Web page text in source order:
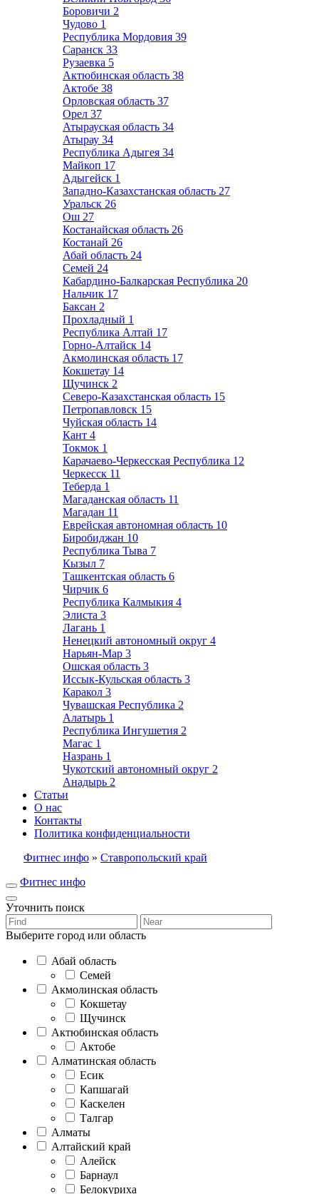
Боровичи 2
Чудово 1
Республика Мордовия 39
Саранск 33
Рузаевка 5
Актюбинская область 38
Актобе 38
Орловская область 37
Орел 37
Атырауская область 34
Атырау 34
Республика Адыгея 34
Майкоп 17
Адыгейск 1
Западно-Казахстанская область 27
Уральск 26
Ош 27
Костанайская область 26
Костанай 26
Абай область 24
Семей 24
Кабардино-Балкарская Республика 20
Нальчик 17
Баксан 2
Прохладный 1
Республика Алтай 17
Горно-Алтайск 14
Акмолинская область 17
Кокшетау 14
Щучинск 2
Северо-Казахстанская область 15
Петропавловск 15
Чуйская область 14
Кант 4
Токмок 1
Карачаево-Черкесская Республика 12
Черкесск 11
Теберда 1
Магаданская область 11
Магадан 11
Еврейская автономная область 10
Биробиджан 10
Республика Тыва 7
Кызыл 7
Ташкентская область 6
Чирчик 6
Республика Калмыкия 4
Элиста 3
Лагань 1
Ненецкий автономный округ 4
Нарьян-Мар 3
Ошская область 3
Иссык-Кульская область 3
Каракол 3
Чувашская Республика 2
Алатырь 1
Республика Ингушетия 2
Магас 1
Назрань 1
Чукотский автономный округ 2
Анадырь 2
Статьи
О нас
Контакты
Политика конфиденциальности
Фитнес инфо » Ставропольский край
Фитнес инфо
Уточнить поиск
Выберите город или область
Абай область
Семей
Акмолинская область
Кокшетау
Щучинск
Актюбинская область
Актобе
Алматинская область
Есик
Капшагай
Каскелен
Талгар
Алматы
Алтайский край
Алейск
Барнаул
Белокуриха